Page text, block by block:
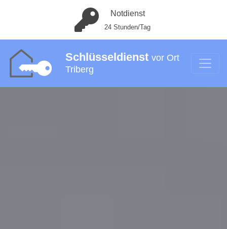
Notdienst
24 Stunden/Tag
Schlüsseldienst vor Ort
Triberg